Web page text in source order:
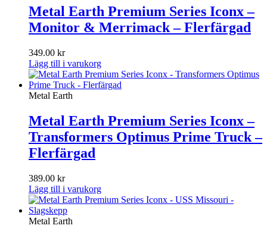
Metal Earth Premium Series Iconx –
Monitor & Merrimack – Flerfärgad
349.00 kr
Lägg till i varukorg
Metal Earth
Metal Earth Premium Series Iconx –
Transformers Optimus Prime Truck –
Flerfärgad
389.00 kr
Lägg till i varukorg
Metal Earth